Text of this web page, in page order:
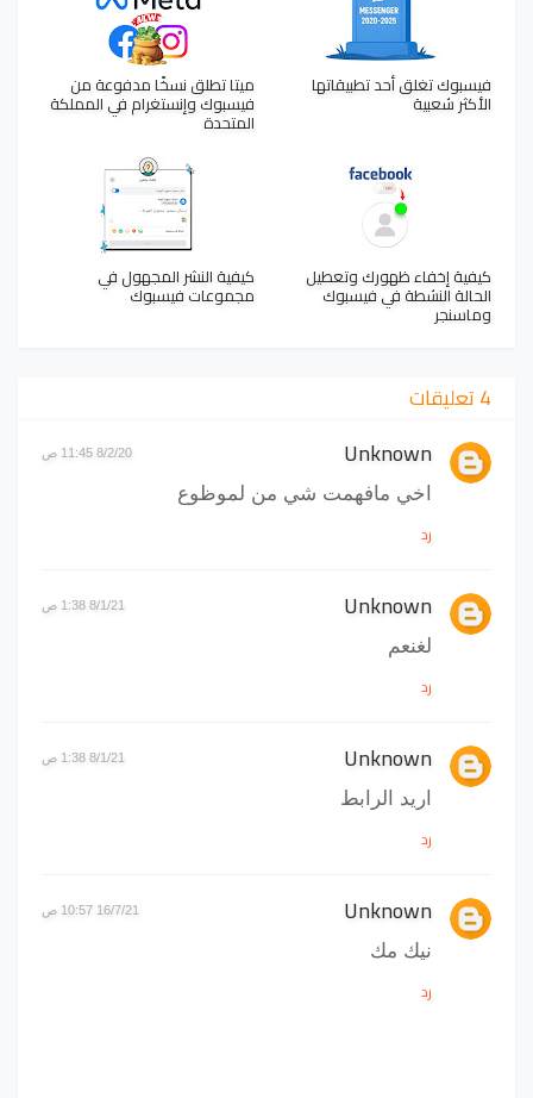
فيسبوك تغلق أحد تطبيقاتها
الأكثر شعبية
ميتا تطلق نسخًا مدفوعة من
فيسبوك وإنستغرام في المملكة
المتحدة
كيفية إخفاء ظهورك وتعطيل
الحالة النشطة في فيسبوك
وماسنجر
كيفية النشر المجهول في
مجموعات فيسبوك
4 تعليقات
Unknown 8/2/20 11:45 ص
اخي مافهمت شي من لموظوع
رد
Unknown 8/1/21 1:38 ص
لغنعم
رد
Unknown 8/1/21 1:38 ص
اريد الرابط
رد
Unknown 16/7/21 10:57 ص
نيك مك
رد